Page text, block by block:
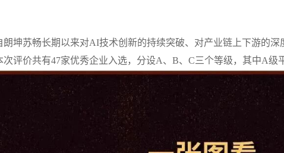
朗坤苏畅长期以来对AI技术创新的持续突破、对产业链上下游的
次评价共有47家优秀企业入选，分设A、B、C三个等级，其中A级